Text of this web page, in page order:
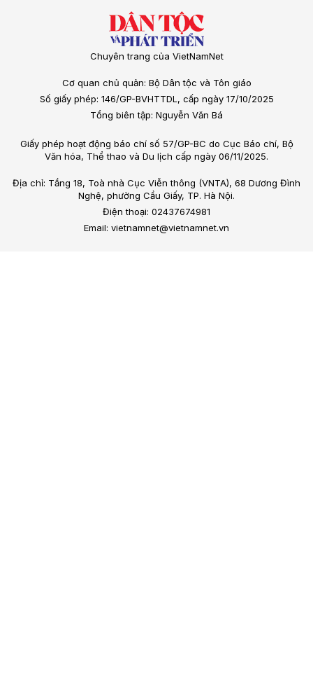
Chuyên trang của VietNamNet
Cơ quan chủ quản: Bộ Dân tộc và Tôn giáo
Số giấy phép: 146/GP-BVHTTDL, cấp ngày 17/10/2025
Tổng biên tập: Nguyễn Văn Bá
Giấy phép hoạt động báo chí số 57/GP-BC do Cục Báo chí, Bộ
Văn hóa, Thể thao và Du lịch cấp ngày 06/11/2025.
Địa chỉ: Tầng 18, Toà nhà Cục Viễn thông (VNTA), 68 Dương Đình
Nghệ, phường Cầu Giấy, TP. Hà Nội.
Điện thoại: 02437674981
Email: vietnamnet@vietnamnet.vn